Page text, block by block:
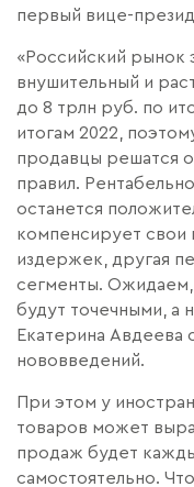
первый вице-
«Российский рынок
внушительный и
до 8 трлн руб. по
итогам 2022,
продавцы решатся
правил.
останется
компенсирует свои
издержек, другая
сегменты.
будут точечными, а
Екатерина Авдеева
нововведений.
При этом у
товаров может
продаж будет
самостоятельно.